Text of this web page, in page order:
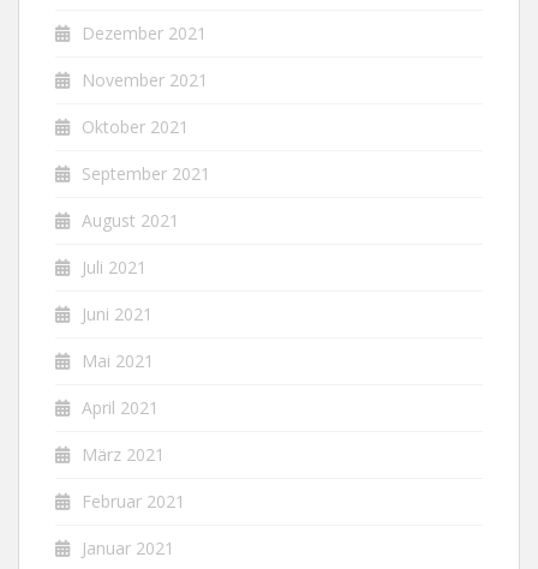
Dezember 2021
November 2021
Oktober 2021
September 2021
August 2021
Juli 2021
Juni 2021
Mai 2021
April 2021
März 2021
Februar 2021
Januar 2021